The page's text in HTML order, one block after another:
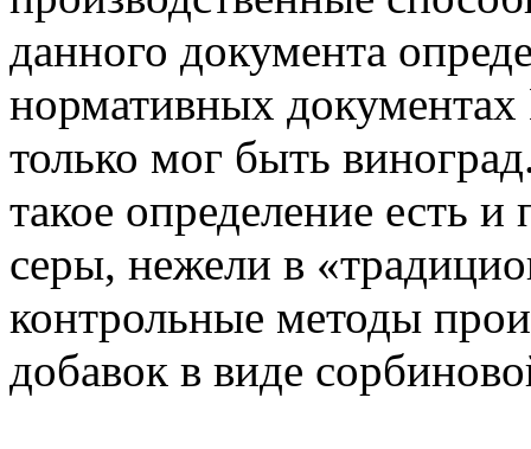
данного документа
нормативных
только мог быть
такое определение есть
серы, нежели в
контрольные методы
добавок в виде